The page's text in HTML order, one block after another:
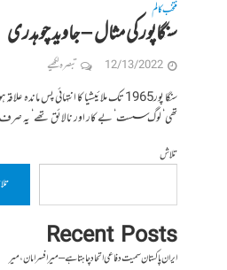
منتخب کالم
سنگاپور کی مثال – جاوید چوہدری
12/13/2022 تبصرہ لکھیے
سنگا پور1965 تک ملائیشیا کا انتہائی پس
تھی‘ لوگ سست‘ بے کار اور نالائق تھے‘ یہ
تلاش
Recent Posts
ایران پاکستان سمیت دفاعی اتحاد چاہتا ہے – میر افسر امان،میر